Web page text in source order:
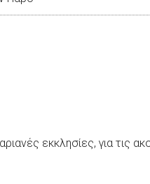
εκκλησίες, για τις